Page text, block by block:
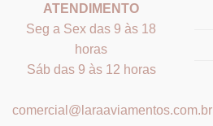
ATENDIMENTO
Seg a Sex das 9 às 18
horas
Sáb das 9 às 12 horas
comercial@laraaviamentos.com.br